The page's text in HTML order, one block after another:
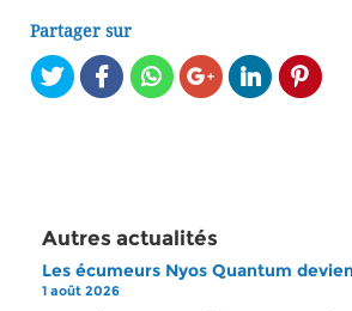
Partager sur
Autres actualités
Les écumeurs Nyos Quantum
1 août 2026